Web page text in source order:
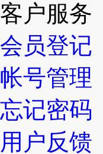
客户服务
会员登记
帐号管理
忘记密码
用户反馈